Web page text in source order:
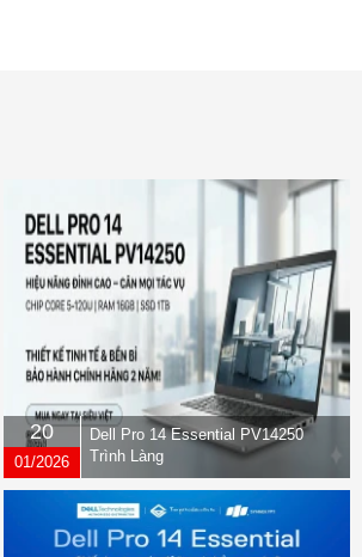
20
01/2026
Dell Pro 14 Essential PV14250
Trình Làng